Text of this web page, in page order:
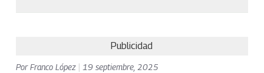
Publicidad
PorFranco López 19 septiembre, 2025